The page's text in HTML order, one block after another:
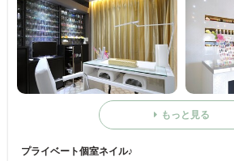
もっと見る
プライベート個室ネイル♪